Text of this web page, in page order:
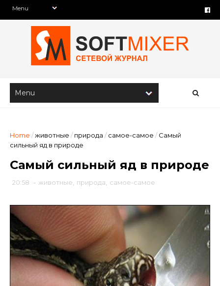
Home /животные / природа / самое-самое / Самый
сильный яд в природе
Самый сильный яд в природе
20:58 - животные природа самое-самое